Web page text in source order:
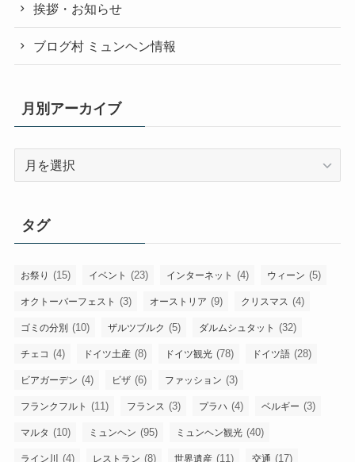
挨拶・お知らせ
ブログ村 ミュンヘン情報
月別アーカイブ
カ
ブ
タグ
お祭り (15) イベント (23) インターネット (4) ウィーン (5)
オクトーバーフェスト (3) オーストリア (9) クリスマス (4)
ゴミの分別 (10) ザルツブルク (5) ダルムシュタット (32)
チェコ (4) ドイツ土産 (8) ドイツ観光 (78) ドイツ語 (28)
ビアガーデン (4) ビザ (6) ファッション (3)
フランクフルト (11) フランス (3) プラハ (4) ベルギー (3)
マルタ (10) ミュンヘン (95) ミュンヘン観光 (40)
ライン川 (4) レストラン (8) 世界遺産 (11) 交通 (17)